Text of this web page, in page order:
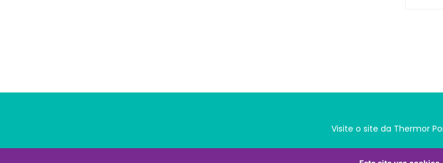
Visite o site da Thermor